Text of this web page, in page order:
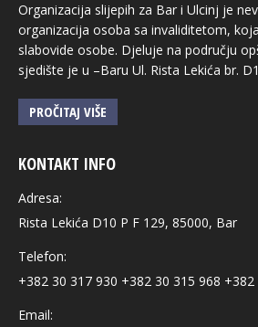
Organizacija slijepih za Bar i Ulcinj je
organizacija osoba sa invaliditetom,
slabovide osobe. Djeluje na području
sjedište je u –Baru Ul. Rista Lekića br.
PROČITAJ VIŠE
KONTAKT INFO
Adresa:
Rista Lekića D10 P F 129, 85000, Bar
Telefon:
+382 30 317 930 +382 30 315 968 +382
Email: